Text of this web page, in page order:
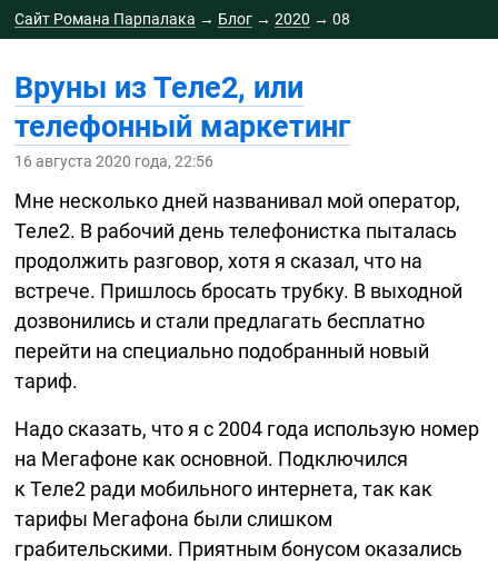
Сайт Романа Парпалака → Блог →2020 →08
Вруны из Теле2, или
телефонный маркетинг
16 августа 2020 года, 22:56
Мне несколько дней названивал мой оператор,
Теле2. В рабочий день телефонистка пыталась
продолжить разговор, хотя я сказал, что на
встрече. Пришлось бросать трубку. В выходной
дозвонились и стали предлагать бесплатно
перейти на специально подобранный новый
тариф.
Надо сказать, что я с 2004 года использую номер
на Мегафоне как основной. Подключился
к Теле2 ради мобильного интернета, так как
тарифы Мегафона были слишком
грабительскими. Приятным бонусом оказались